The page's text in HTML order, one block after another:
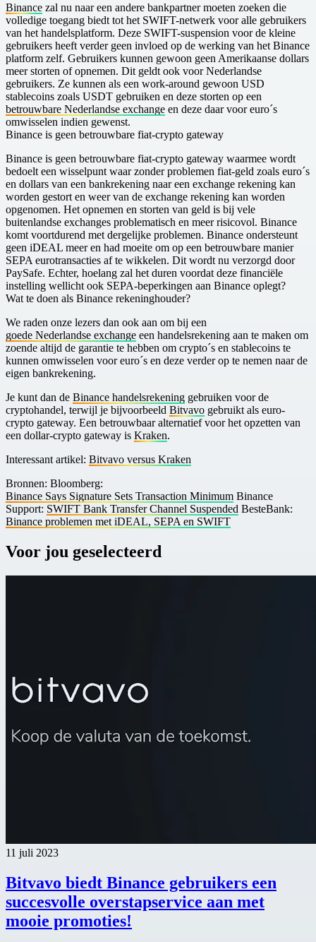
Binance zal nu naar een andere bankpartner moeten zoeken die
volledige toegang biedt tot het SWIFT-netwerk voor alle gebruikers
van het handelsplatform. Deze SWIFT-suspension voor de kleine
gebruikers heeft verder geen invloed op de werking van het Binance
platform zelf. Gebruikers kunnen gewoon geen Amerikaanse dollars
meer storten of opnemen. Dit geldt ook voor Nederlandse
gebruikers. Ze kunnen als een work-around gewoon USD
stablecoins zoals USDT gebruiken en deze storten op een
betrouwbare Nederlandse exchange en deze daar voor euro´s
omwisselen indien gewenst.
B inance is geen betrouwbare fiat-crypto gateway
Binance is geen betrouwbare fiat-crypto gateway waarmee wordt
bedoelt een wisselpunt waar zonder problemen fiat-geld zoals euro´s
en dollars van een bankrekening naar een exchange rekening kan
worden gestort en weer van de exchange rekening kan worden
opgenomen. Het opnemen en storten van geld is bij vele
buitenlandse exchanges problematisch en meer risicovol. Binance
komt voortdurend met dergelijke problemen. Binance ondersteunt
geen iDEAL meer en had moeite om op een betrouwbare manier
SEPA eurotransacties af te wikkelen. Dit wordt nu verzorgd door
PaySafe. Echter, hoelang zal het duren voordat deze financiële
instelling wellicht ook SEPA-beperkingen aan Binance oplegt?
W at te doen als Binance rekeninghouder?
We raden onze lezers dan ook aan om bij een
goede Nederlandse exchange een handelsrekening aan te maken om
zoende altijd de garantie te hebben om crypto´s en stablecoins te
kunnen omwisselen voor euro´s en deze verder op te nemen naar de
eigen bankrekening.
J e kunt dan de Binance handelsrekening gebruiken voor de
cryptohandel, terwijl je bijvoorbeeld Bitvavo gebruikt als euro-
crypto gateway. Een betrouwbaar alternatief voor het opzetten van
een dollar-crypto gateway is Kraken.
I nteressant artikel: Bitvavo versus Kraken
Bronnen: Bloomberg:
Binance Says Signature Sets Transaction Minimum Binance
Support: SWIFT Bank Transfer Channel Suspended BesteBank:
Binance problemen met iDEAL, SEPA en SWIFT
Voor jou geselecteerd
11 juli 2023
Bitvavo biedt Binance gebruikers een
succesvolle overstapservice aan met
mooie promoties!